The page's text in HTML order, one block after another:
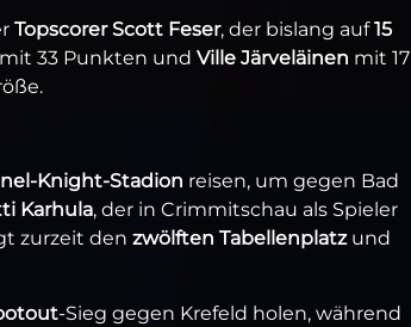
Topscorer Scott Feser, der bislang auf15
mit 33 Punkten und Ville Järveläinen mit 17
Knight-Stadion reisen, um gegen Bad
Karhula, der in Crimmitschau als Spieler
zurzeit den zwölften Tabellenplatzund
-Sieg gegen Krefeld holen, während